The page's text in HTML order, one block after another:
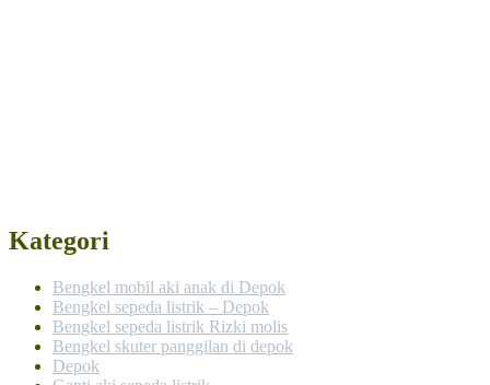
Kategori
Bengkel mobil aki anak di Depok
Bengkel sepeda listrik – Depok
Bengkel sepeda listrik Rizki molis
Bengkel skuter panggilan di depok
Depok